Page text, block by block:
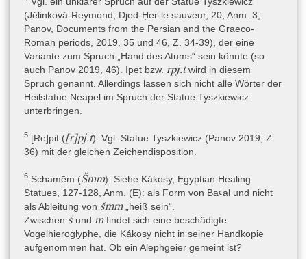
Der zweite Text ist bislang in sechs Textzeugen überliefert und
beschwört Gift. Es soll nicht gegen Horus oder einen
menschlichen Patienten ejakuliert/verspritzt werden. Es soll nicht
gegen die Menschen, die an den Uferbänken des Himmels
wohnen und von der Magie leben, ejakuliert/verspritzt werden.
Diese Menschen holen Überschwemmungswasser, um die Hitze
des Gifts im Körper zu löschen und das Herz des Patienten zu
erquicken und zu beleben. In einer Textüberlieferung steht als
Handlungsanweisung: der Spruch sei über kühles Wasser für das
Herz des Gebissenen/Gestochenen zu sprechen.
Ursprünglicher Verwendungskontext
Die Statue ist vermutlich ursprünglich in einem Tempelbezirk
aufgestellt gewesen. Der Name des dargestellten Mannes,
zweifellos der Stifter der Heilstatue, ist nicht erhalten. Er wird in
der Literatur zwar beschrieben als Sohn der Frau „Na-se sennu“
(Ruesch 1911, 127; lies Na-chemeniu) und als ein Mann namens
(Jélinková-Reymond, Djed-Ḥer-le sauveur, 20, Anm. 3;
Panov, Documents from the Persian and the Graeco-
Roman periods, 2019, 35 und 46, Z. 34-39), der eine
Variante zum Spruch „Hand des Atums“ sein könnte (so
auch Panov 2019, 46). Ipet bzw. rpj.twird in diesem
Spruch genannt. Allerdings lassen sich nicht alle Wörter der
Heilstatue Neapel im Spruch der Statue Tyszkiewicz
unterbringen.
5 [Re]pit ([r]pj.t): Vgl. Statue Tyszkiewicz (Panov 2019, Z.
36) mit der gleichen Zeichendisposition.
6 Schamēm (Šmm): Siehe Kákosy, Egyptian Healing
Statues, 127-128, Anm. (E): als Form von Baꜥal und nicht
als Ableitung von šmm„heiß sein“.
Zwischen šund mfindet sich eine beschädigte
Vogelhieroglyphe, die Kákosy nicht in seiner Handkopie
aufgenommen hat. Ob ein Alephgeier gemeint ist?